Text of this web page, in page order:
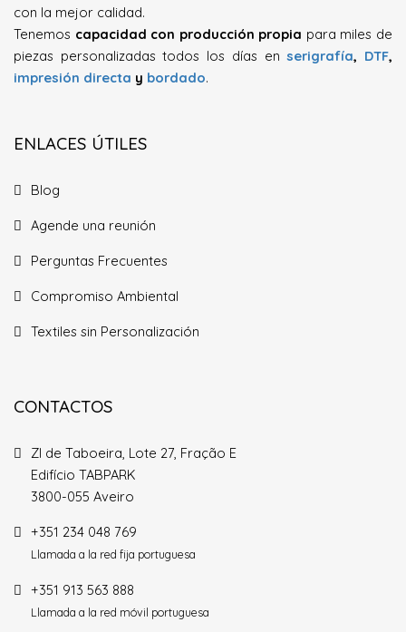
con la mejor calidad.
Tenemos capacidad con producción propia para miles de
piezas personalizadas todos los días enserigrafía, DTF,
impresión directa y bordado.
ENLACES ÚTILES
Blog
Agende una reunión
Perguntas Frecuentes
Compromiso Ambiental
Textiles sin Personalización
CONTACTOS
ZI de Taboeira, Lote 27, Fração E
Edifício TABPARK
3800-055 Aveiro
+351 234 048 769
Llamada a la red fija portuguesa
+351 913 563 888
Llamada a la red móvil portuguesa